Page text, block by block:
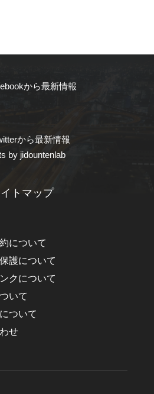
から最新情報
から最新情報
by jidountenlab
トマップ
について
護について
クについて
いて
ついて
せ